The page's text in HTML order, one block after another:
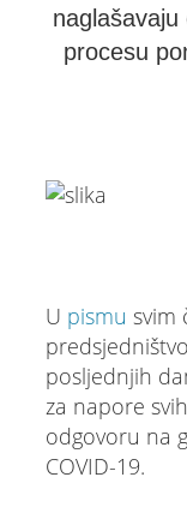
procesu
U pismu svim
posljednjih
za napore
odgovoru na
COVID-19.